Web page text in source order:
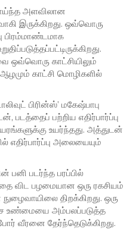
அளவிலான
இருக்கிறது. ஒவ்வொரு
பிரம்மாண்டமாக
ஒவ்வொரு காட்சியிலும்
காட்சி மொழிகளில்
பிரின்ஸ்’ மகேஷ்பாபு
படத்தைப் பற்றிய எதிர்பார்ப்பு
உயர்ந்தது. அத்துடன்
எதிர்பார்ப்பு அலையையும்
படர்ந்த பரப்பில்
விட பழமையான ஒரு ரகசியம்
திறக்கிறது. ஒரு
உண்மையை அம்பலப்படுத்த
வீரனை தேர்ந்தெடுக்கிறது.